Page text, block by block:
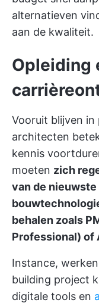
alternatieven
aan de kwaliteit.
Opleiding
Vooruit blijven
architecten
kennis
moeten zich
van de
behalen zoals
Professional) of
Instance,
building project
digitale tools en